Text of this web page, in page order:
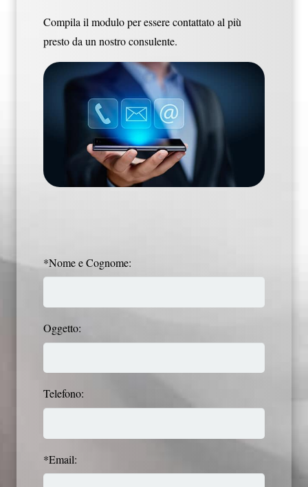
Compila il modulo per essere contattato al più
presto da un nostro consulente.
*Nome e Cognome:
Oggetto:
Telefono:
*Email: